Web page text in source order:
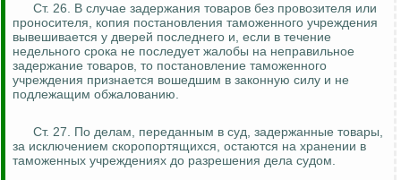
Ст. 26. В случае задержания товаров без провозителя или
проносителя, копия постановления таможенного учреждения
вывешивается у дверей последнего и, если в течение
недельного срока не последует жалобы на неправильное
задержание товаров, то постановление таможенного
учреждения признается вошедшим в законную силу и не
подлежащим обжалованию.
Ст. 27. По делам, переданным в суд, задержанные товары,
за исключением скоропортящихся, остаются на хранении в
таможенных учреждениях до разрешения дела судом.